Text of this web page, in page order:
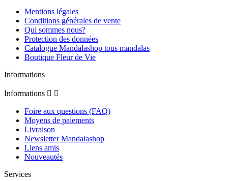
Mentions légales
Conditions générales de vente
Qui sommes nous?
Protection des données
Catalogue Mandalashop tous mandalas
Boutique Fleur de Vie
Informations
Informations  
Foire aux questions (FAQ)
Moyens de paiements
Livraison
Newsletter Mandalashop
Liens amis
Nouveautés
Services